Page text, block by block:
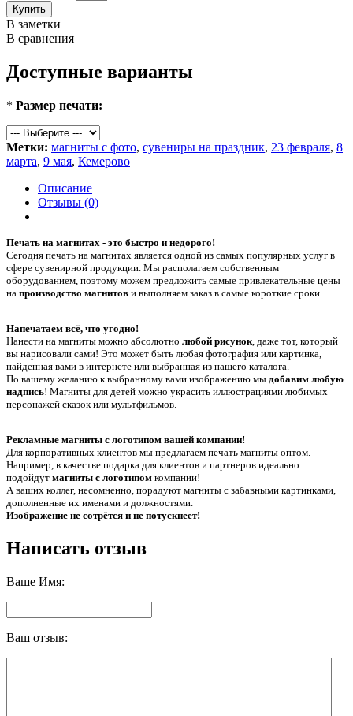
Купить
В заметки
В сравнения
Доступные варианты
* Размер печати:
Метки: магниты с фото, сувениры на праздник, 23 февраля, 8
марта, 9 мая, Кемерово
Описание
Отзывы (0)
Печать на магнитах - это быстро и недорого!
Сегодня печать на магнитах является одной из самых популярных услуг в
сфере сувенирной продукции. Мы располагаем собственным
оборудованием, поэтому можем предложить самые привлекательные цены
на производство магнитов и выполняем заказ в самые короткие сроки.
Напечатаем всё, что угодно!
Нанести на магниты можно абсолютно любой рисунок , даже тот, который
вы нарисовали сами! Это может быть любая фотография или картинка,
найденная вами в интернете или выбранная из нашего каталога.
По вашему желанию к выбранному вами изображению мы добавим любую
надпись! Магниты для детей можно украсить иллюстрациями любимых
персонажей сказок или мультфильмов.
Рекламные магниты с логотипом вашей компании!
Для корпоративных клиентов мы предлагаем печать магниты оптом.
Например, в качестве подарка для клиентов и партнеров идеально
подойдут магниты с логотипом компании!
А ваших коллег, несомненно, порадуют магниты с забавными картинками,
дополненные их именами и должностями.
Изображение не сотрётся и не потускнеет!
Написать отзыв
Ваше Имя:
Ваш отзыв: